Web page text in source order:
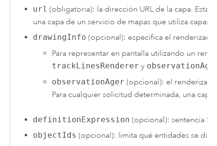
url (obligatoria): la dirección URL de la capa. Esta
una capa de un servicio de mapas que utiliza capas
drawingInfo (opcional): especifica el
Para representar en pantalla utilizando un
trackLinesRenderer y
observationAger (opcional): el
Para cualquier solicitud determinada, una
definitionExpression (opcional): sentencia
objectIds (opcional): limita qué entidades se